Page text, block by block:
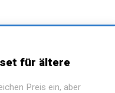
für ältere
Preis ein, aber